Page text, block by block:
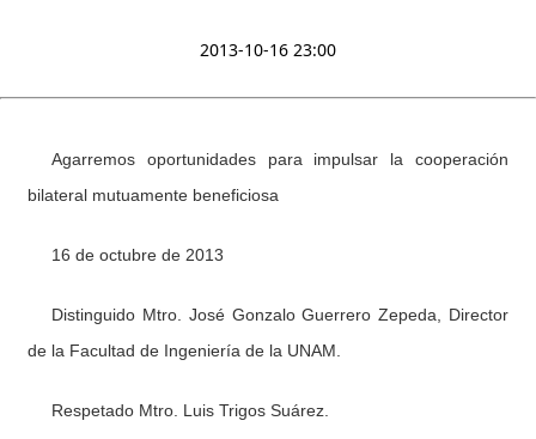
2013-10-16 23:00
Agarremos oportunidades para impulsar la cooperación
bilateral mutuamente beneficiosa
16 de octubre de 2013
Distinguido Mtro. José Gonzalo Guerrero Zepeda, Director
de la Facultad de Ingeniería de la UNAM.
Respetado Mtro. Luis Trigos Suárez.